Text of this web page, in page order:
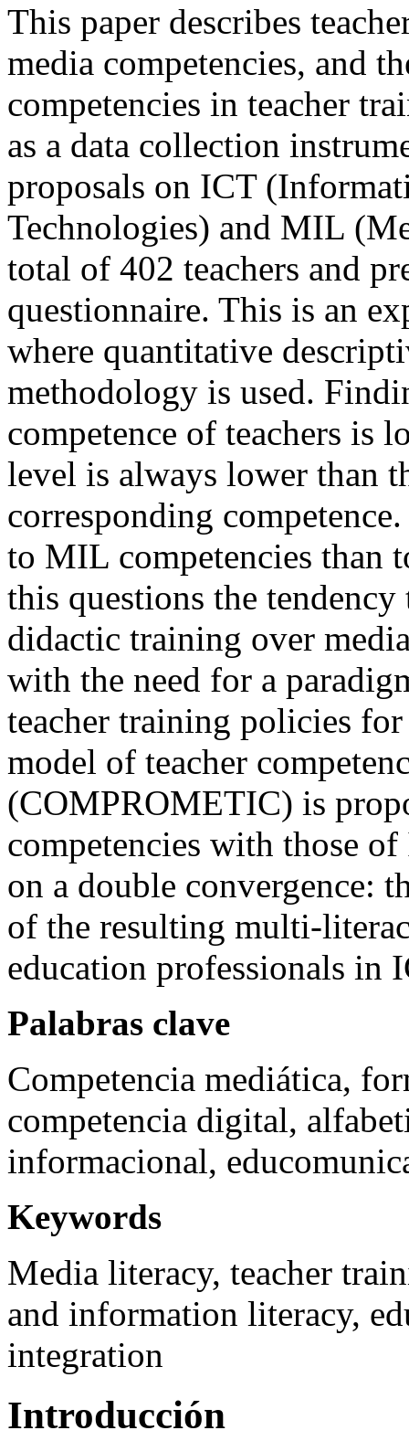
This paper describes
media competencies, and
competencies in teacher
as a data collection
proposals on ICT
Technologies) and MIL
total of 402 teachers and
questionnaire. This is an
where quantitative
methodology is used.
competence of teachers is
level is always lower than
corresponding
to MIL competencies than
this questions the
didactic training over
with the need for a
teacher training policies
model of teacher
(COMPROMETIC) is
competencies with those
on a double convergence:
of the resulting multi-
education professionals in
Palabras clave
Competencia mediática,
competencia digital,
informacional,
Keywords
Media literacy, teacher
and information literacy,
integration
Introducción